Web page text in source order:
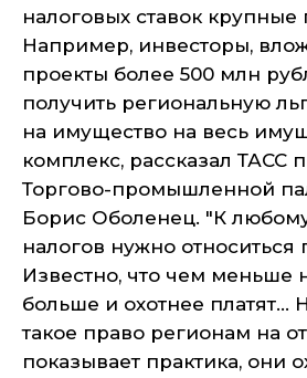
налоговых ставок крупные
Например, инвесторы,
проекты более 500 млн
получить региональную
на имущество на весь
комплекс, рассказал ТАСС
Торгово-промышленной
Борис Оболенец. "К
налогов нужно относиться
Известно, что чем меньше
больше и охотнее платят...
такое право регионам на
показывает практика, они